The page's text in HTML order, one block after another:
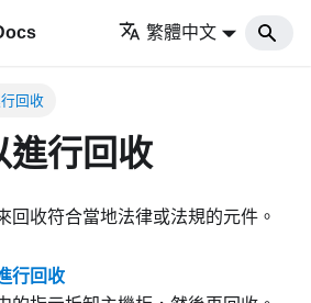
繁體中文
回收
進行回收
回收符合當地法律或法規的元件。
行回收